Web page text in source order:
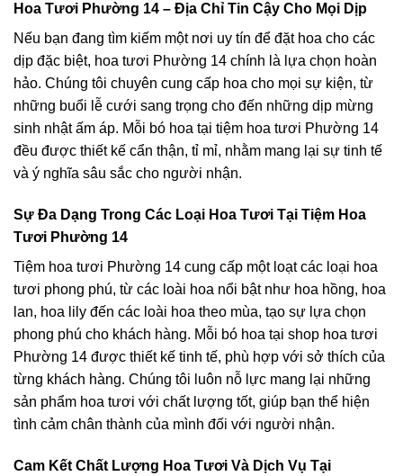
Hoa Tươi Phường 14 – Địa Chỉ Tin Cậy Cho Mọi Dịp
Nếu bạn đang tìm kiếm một nơi uy tín để đặt hoa cho các
dịp đặc biệt, hoa tươi Phường 14 chính là lựa chọn hoàn
hảo. Chúng tôi chuyên cung cấp hoa cho mọi sự kiện, từ
những buổi lễ cưới sang trọng cho đến những dịp mừng
sinh nhật ấm áp. Mỗi bó hoa tại tiệm hoa tươi Phường 14
đều được thiết kế cẩn thận, tỉ mỉ, nhằm mang lại sự tinh tế
và ý nghĩa sâu sắc cho người nhận.
Sự Đa Dạng Trong Các Loại Hoa Tươi Tại Tiệm Hoa
Tươi Phường 14
Tiệm hoa tươi Phường 14 cung cấp một loạt các loại hoa
tươi phong phú, từ các loài hoa nổi bật như hoa hồng, hoa
lan, hoa lily đến các loài hoa theo mùa, tạo sự lựa chọn
phong phú cho khách hàng. Mỗi bó hoa tại shop hoa tươi
Phường 14 được thiết kế tinh tế, phù hợp với sở thích của
từng khách hàng. Chúng tôi luôn nỗ lực mang lại những
sản phẩm hoa tươi với chất lượng tốt, giúp bạn thể hiện
tình cảm chân thành của mình đối với người nhận.
Cam Kết Chất Lượng Hoa Tươi Và Dịch Vụ Tại